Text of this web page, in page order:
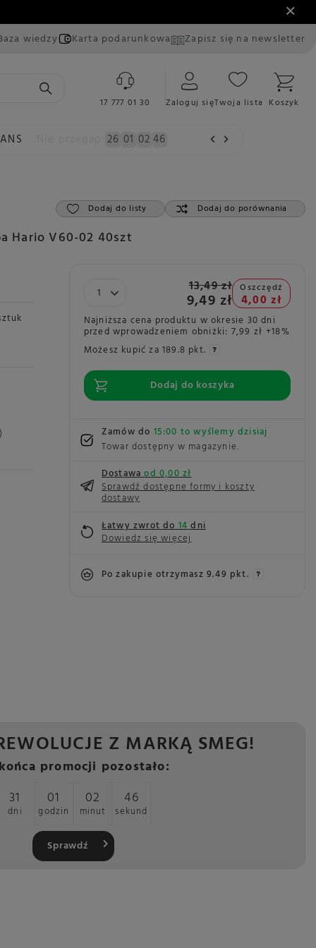
wiedzy Karta podarunkowa Zapisz się na newsletter
17 777 01 30 Zaloguj sięTwoja lista Koszyk
26 01 02 45
Hario V60-02 40szt
Dodaj do listy Dodaj do porównania
13,49 zł
9,49 zł
Oszczędź
4,00 zł
Najniższa cena produktu w okresie 30 dni
przed wprowadzeniem obniżki: 7,99 zł +18%
Możesz kupić za 189.8 pkt.
Dodaj do koszyka
Zamów do 15:00 to wyślemy dzisiaj
Towar dostępny w magazynie
Dostawaod 0,00 zł
Sprawdź dostępne formy i koszty
dostawy
Łatwy zwrot do14dni
Dowiedz się więcej
Po zakupie otrzymasz 9.49 pkt.
Z MARKĄ SMEG!
promocji pozostało:
31
dni
01
godzin
02
minut
45
sekund
Sprawdź